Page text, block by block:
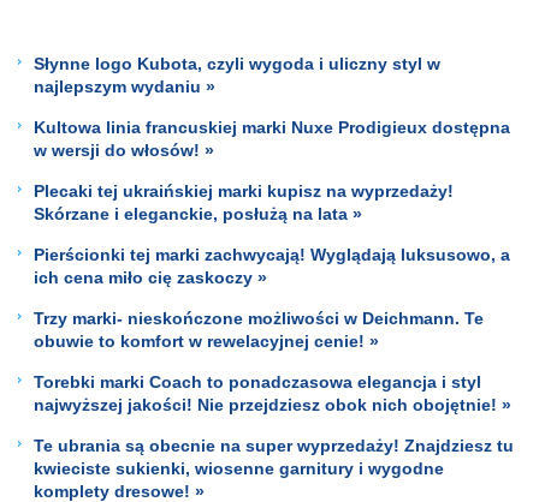
Słynne logo Kubota, czyli wygoda i uliczny styl w
najlepszym wydaniu »
Kultowa linia francuskiej marki Nuxe Prodigieux dostępna
w wersji do włosów! »
Plecaki tej ukraińskiej marki kupisz na wyprzedaży!
Skórzane i eleganckie, posłużą na lata »
Pierścionki tej marki zachwycają! Wyglądają luksusowo, a
ich cena miło cię zaskoczy »
Trzy marki- nieskończone możliwości w Deichmann. Te
obuwie to komfort w rewelacyjnej cenie! »
Torebki marki Coach to ponadczasowa elegancja i styl
najwyższej jakości! Nie przejdziesz obok nich obojętnie! »
Te ubrania są obecnie na super wyprzedaży! Znajdziesz tu
kwieciste sukienki, wiosenne garnitury i wygodne
komplety dresowe! »